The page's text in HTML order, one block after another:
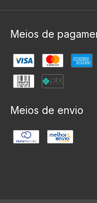
Meios de
Meios de envio